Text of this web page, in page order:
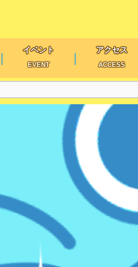
イベント
EVENT
アクセス
ACCESS